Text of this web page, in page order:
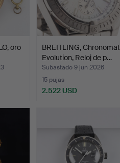
oro
BREITLING, Chronomat
Evolution, Reloj de p…
Subastado 9 jun 2026
15 pujas
2.522 USD